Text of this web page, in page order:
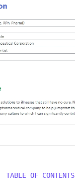
TABLE OF CONTENTS